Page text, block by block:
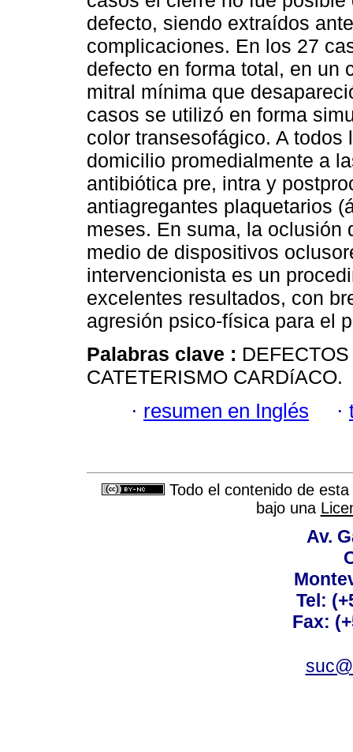
defecto, siendo extraídos
complicaciones. En los 27
defecto en forma total, en un
mitral mínima que
casos se utilizó en forma
color transesofágico. A
domicilio promedialmente a
antibiótica pre, intra y
antiagregantes plaquetarios
meses. En suma, la oclusión
medio de dispositivos
intervencionista es un
excelentes resultados, con
agresión psico-física para el
Palabras clave :
CATETERISMO CARDíACO.
· resumen en Inglés ·
Todo el contenido de
bajo una
Av.
Tel:
Fax: